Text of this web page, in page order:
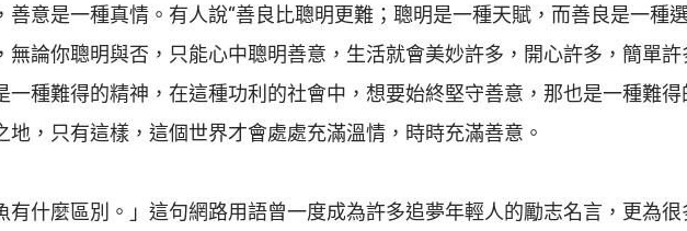
善意是一種真情。有人說“善良比聰明更難；聰明是一種天賦，而善良是一種
無論你聰明與否，只能心中聰明善意，生活就會美妙許多，開心許多，簡單
一種難得的精神，在這種功利的社會中，想要始終堅守善意，那也是一種難
地，只有這樣，這個世界才會處處充滿溫情，時時充滿善意。
有什麼區別。」這句網路用語曾一度成為許多追夢年輕人的勵志名言，更為